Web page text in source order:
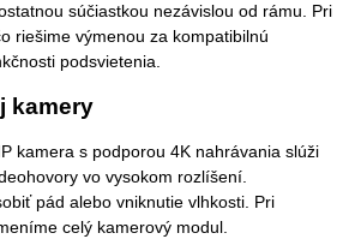
súčiastkou nezávislou od rámu. Pri
riešime výmenou za kompatibilnú
podsvietenia.
kamery
kamera s podporou 4K nahrávania slúži
vo vysokom rozlíšení.
pád alebo vniknutie vlhkosti. Pri
celý kamerový modul.